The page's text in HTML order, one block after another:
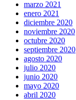
marzo 2021
enero 2021
diciembre 2020
noviembre 2020
octubre 2020
septiembre 2020
agosto 2020
julio 2020
junio 2020
mayo 2020
abril 2020